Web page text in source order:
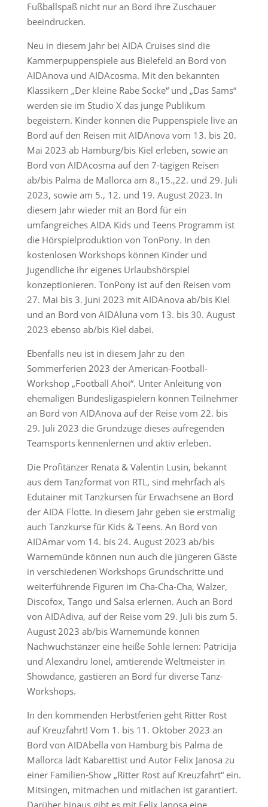
Fußballspaß nicht nur an Bord ihre Zuschauer
beeindrucken.
Neu in diesem Jahr bei AIDA Cruises sind die
Kammerpuppenspiele aus Bielefeld an Bord von
AIDAnova und AIDAcosma. Mit den bekannten
Klassikern „Der kleine Rabe Socke“ und „Das Sams“
werden sie im Studio X das junge Publikum
begeistern. Kinder können die Puppenspiele live an
Bord auf den Reisen mit AIDAnova vom 13. bis 20.
Mai 2023 ab Hamburg/bis Kiel erleben, sowie an
Bord von AIDAcosma auf den 7-tägigen Reisen
ab/bis Palma de Mallorca am 8.,15.,22. und 29. Juli
2023, sowie am 5., 12. und 19. August 2023. In
diesem Jahr wieder mit an Bord für ein
umfangreiches AIDA Kids und Teens Programm ist
die Hörspielproduktion von TonPony. In den
kostenlosen Workshops können Kinder und
Jugendliche ihr eigenes Urlaubshörspiel
konzeptionieren. TonPony ist auf den Reisen vom
27. Mai bis 3. Juni 2023 mit AIDAnova ab/bis Kiel
und an Bord von AIDAluna vom 13. bis 30. August
2023 ebenso ab/bis Kiel dabei.
Ebenfalls neu ist in diesem Jahr zu den
Sommerferien 2023 der American-Football-
Workshop „Football Ahoi“. Unter Anleitung von
ehemaligen Bundesligaspielern können Teilnehmer
an Bord von AIDAnova auf der Reise vom 22. bis
29. Juli 2023 die Grundzüge dieses aufregenden
Teamsports kennenlernen und aktiv erleben.
Die Profitänzer Renata & Valentin Lusin, bekannt
aus dem Tanzformat von RTL, sind mehrfach als
Edutainer mit Tanzkursen für Erwachsene an Bord
der AIDA Flotte. In diesem Jahr geben sie erstmalig
auch Tanzkurse für Kids & Teens. An Bord von
AIDAmar vom 14. bis 24. August 2023 ab/bis
Warnemünde können nun auch die jüngeren Gäste
in verschiedenen Workshops Grundschritte und
weiterführende Figuren im Cha-Cha-Cha, Walzer,
Discofox, Tango und Salsa erlernen. Auch an Bord
von AIDAdiva, auf der Reise vom 29. Juli bis zum 5.
August 2023 ab/bis Warnemünde können
Nachwuchstänzer eine heiße Sohle lernen: Patricija
und Alexandru Ionel, amtierende Weltmeister in
Showdance, gastieren an Bord für diverse Tanz-
Workshops.
In den kommenden Herbstferien geht Ritter Rost
auf Kreuzfahrt! Vom 1. bis 11. Oktober 2023 an
Bord von AIDAbella von Hamburg bis Palma de
Mallorca lädt Kabarettist und Autor Felix Janosa zu
einer Familien-Show „Ritter Rost auf Kreuzfahrt“ ein.
Mitsingen, mitmachen und mitlachen ist garantiert.
Darüber hinaus gibt es mit Felix Janosa eine